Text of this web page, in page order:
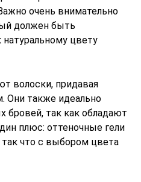
очень внимательно
должен быть
цвету
волоски, придавая
Они также идеально
бровей, так как обладают
плюс: оттеночные гели
что с выбором цвета